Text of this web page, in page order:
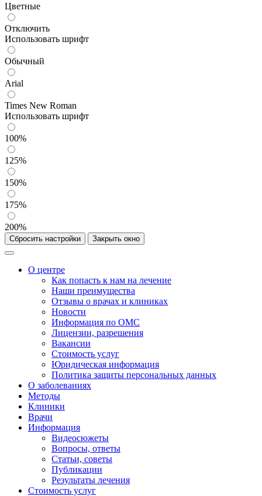
Цветные
Отключить
Использовать шрифт
Обычный
Arial
Times New Roman
Использовать шрифт
100%
125%
150%
175%
200%
Сбросить настройки Закрыть окно
О центре
Как попасть к нам на лечение
Наши преимущества
Отзывы о врачах и клиниках
Новости
Информация по ОМС
Лицензии, разрешения
Вакансии
Стоимость услуг
Юридическая информация
Политика защиты персональных данных
О заболеваниях
Методы
Клиники
Врачи
Информация
Видеосюжеты
Вопросы, ответы
Статьи, советы
Публикации
Результаты лечения
Стоимость услуг